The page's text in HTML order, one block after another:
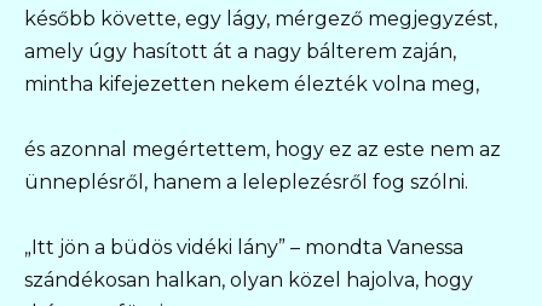
később követte, egy lágy, mérgező megjegyzést,
amely úgy hasított át a nagy bálterem zaján,
mintha kifejezetten nekem élezték volna meg,
és azonnal megértettem, hogy ez az este nem az
ünneplésről, hanem a leleplezésről fog szólni.
„Itt jön a büdös vidéki lány” – mondta Vanessa
szándékosan halkan, olyan közel hajolva, hogy